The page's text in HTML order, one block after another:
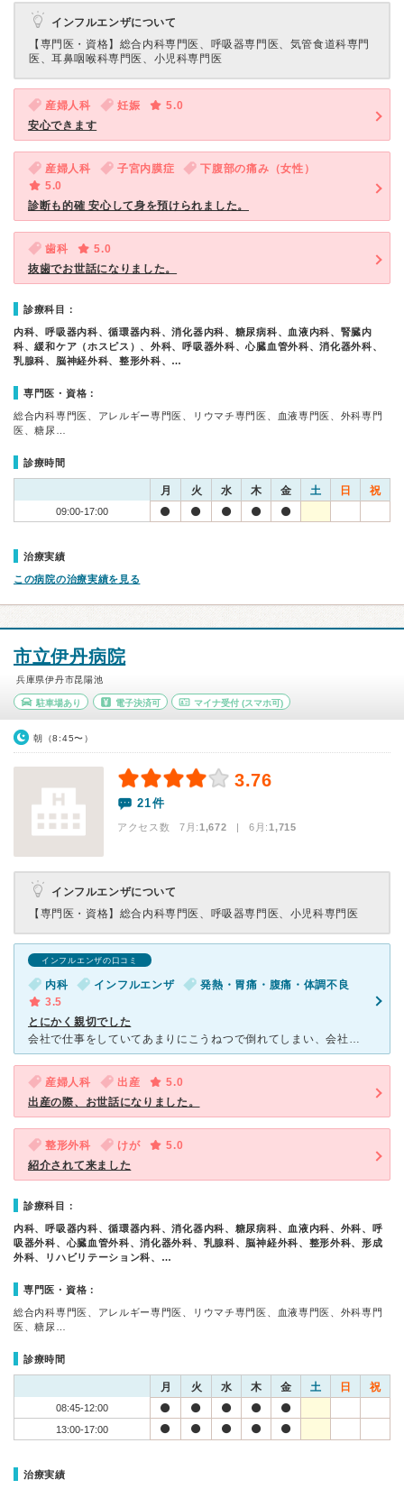
インフルエンザについて
【専門医・資格】 総合内科専門医、呼吸器専門医、気管食道科専門
医、耳鼻咽喉科専門医、小児科専門医
産婦人科 妊娠
5.0
安心できます
産婦人科 子宮内膜症
下腹部の痛み（女性）
5.0
診断も的確 安心して身を預けられました。
歯科
5.0
抜歯でお世話になりました。
診療科目：
内科、呼吸器内科、循環器内科、消化器内科、糖尿病科、血液内科、腎臓内
科、緩和ケア（ホスピス）、外科、呼吸器外科、心臓血管外科、消化器外科、
乳腺科、脳神経外科、整形外科、…
専門医・資格：
総合内科専門医、アレルギー専門医、リウマチ専門医、血液専門医、外科専門
医、糖尿…
診療時間
月 火 水 木 金 土 日 祝
09:00-17:00
治療実績
この病院の治療実績を見る
市立伊丹病院
兵庫県伊丹市昆陽池
駐車場あり 電子決済可 マイナ受付 (スマホ可)
朝（8:45〜）
3.76
21件
アクセス数 7月:1,672 | 6月:1,715
インフルエンザについて
【専門医・資格】 総合内科専門医、呼吸器専門医、小児科専門医
インフルエンザの口コミ
内科 インフルエンザ
発熱・胃痛・腹痛・体調不良
3.5
とにかく親切でした
会社で仕事をしていてあまりにこうねつで倒れてしまい、会社の車で連れて行ってもらった病院がここでした。 初めて利用した病院でした。見た目は古いのですが、中は清潔に保たれていました。待合室も綺麗でした。
産婦人科 出産
5.0
出産の際、お世話になりました。
整形外科 けが
5.0
紹介されて来ました
診療科目：
内科、呼吸器内科、循環器内科、消化器内科、糖尿病科、血液内科、外科、呼
吸器外科、心臓血管外科、消化器外科、乳腺科、脳神経外科、整形外科、形成
外科、リハビリテーション科、…
専門医・資格：
総合内科専門医、アレルギー専門医、リウマチ専門医、血液専門医、外科専門
医、糖尿…
診療時間
月 火 水 木 金 土 日 祝
08:45-12:00
13:00-17:00
治療実績